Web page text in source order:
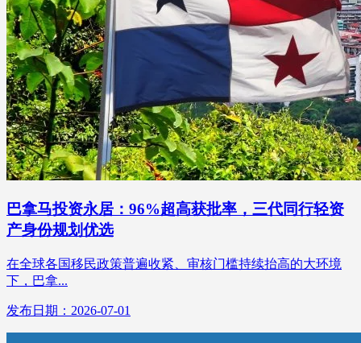
巴拿马投资永居：96%超高获批率，三代同行轻资
产身份规划优选
在全球各国移民政策普遍收紧、审核门槛持续抬高的大环境
下，巴拿...
发布日期：2026-07-01